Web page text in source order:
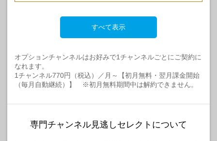
すべて表示
オプションチャンネルはお好みで1チャンネルごとにご契約に
なれます。
1チャンネル770円（税込）／月～【初月無料・翌月課金開始
（毎月自動継続）】 ※初月無料期間中は解約できません。
専門チャンネル見逃しセレクトについて